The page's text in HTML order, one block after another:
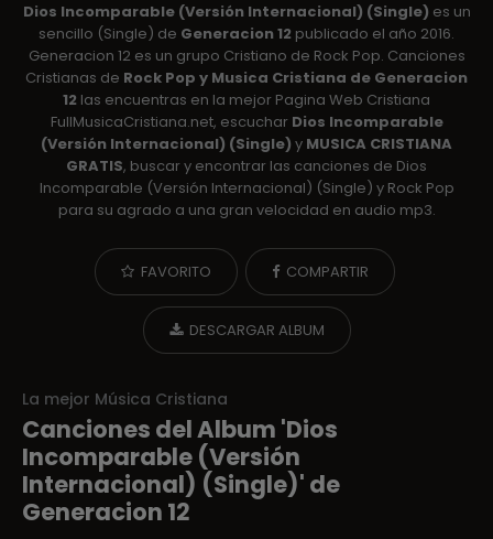
Dios Incomparable (Versión Internacional) (Single) es un
sencillo (Single) de Generacion 12 publicado el año 2016.
Generacion 12 es un grupo Cristiano de Rock Pop. Canciones
Cristianas de Rock Pop y Musica Cristiana de Generacion
12 las encuentras en la mejor Pagina Web Cristiana
FullMusicaCristiana.net, escuchar Dios Incomparable
(Versión Internacional) (Single) y MUSICA CRISTIANA
GRATIS, buscar y encontrar las canciones de Dios
Incomparable (Versión Internacional) (Single) y Rock Pop
para su agrado a una gran velocidad en audio mp3.
FAVORITO COMPARTIR
DESCARGAR ALBUM
La mejor Música Cristiana
Canciones del Album 'Dios
Incomparable (Versión
Internacional) (Single)' de
Generacion 12